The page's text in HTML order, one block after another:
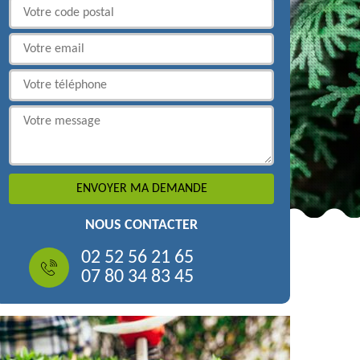
NOUS CONTACTER
02 52 56 21 65
07 80 34 83 45